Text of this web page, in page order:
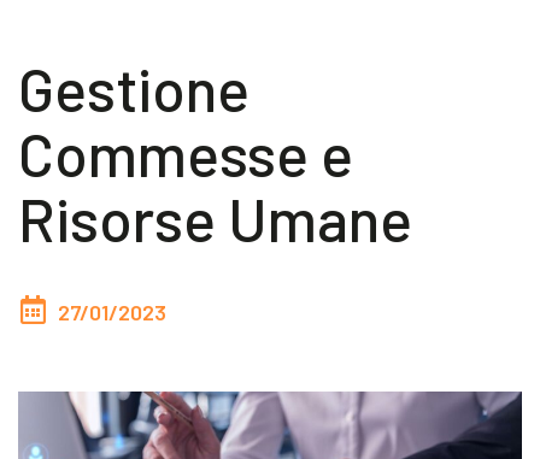
Clienti
Partner
Risorse
Contatti
Community
Gestione
Commesse e
Risorse Umane
27/01/2023